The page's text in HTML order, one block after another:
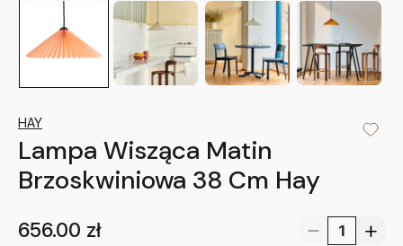
HAY
Lampa Wisząca Matin
Brzoskwiniowa 38 Cm Hay
656.00 zł